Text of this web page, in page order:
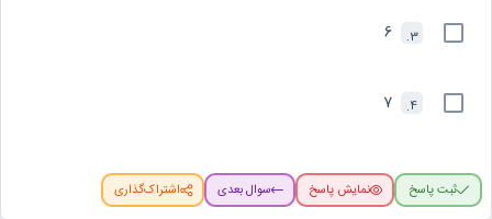
3.
6
4.
7
ثبت پاسخ نمایش پاسخ سوال بعدی اشتراک‌گذاری